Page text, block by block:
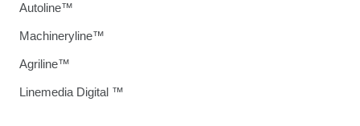
Autoline™
Machineryline™
Agriline™
Linemedia Digital ™